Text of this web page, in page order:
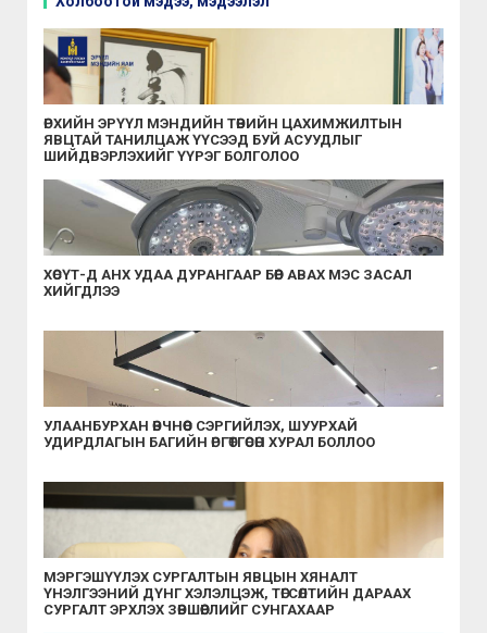
ӨРХИЙН ЭРҮҮЛ МЭНДИЙН ТӨВИЙН ЦАХИМЖИЛТЫН
ЯВЦТАЙ ТАНИЛЦАЖ ҮҮСЭЭД БУЙ АСУУДЛЫГ
ШИЙДВЭРЛЭХИЙГ ҮҮРЭГ БОЛГОЛОО
ХӨСҮТ-Д АНХ УДАА ДУРАНГААР БӨӨР АВАХ МЭС ЗАСАЛ
ХИЙГДЛЭЭ
УЛААНБУРХАН ӨВЧНӨӨС СЭРГИЙЛЭХ, ШУУРХАЙ
УДИРДЛАГЫН БАГИЙН ӨРГӨТГӨСӨН ХУРАЛ БОЛЛОО
МЭРГЭШҮҮЛЭХ СУРГАЛТЫН ЯВЦЫН ХЯНАЛТ
ҮНЭЛГЭЭНИЙ ДҮНГ ХЭЛЭЛЦЭЖ, ТӨГСӨЛТИЙН ДАРААХ
СУРГАЛТ ЭРХЛЭХ ЗӨВШӨӨРЛИЙГ СУНГАХААР